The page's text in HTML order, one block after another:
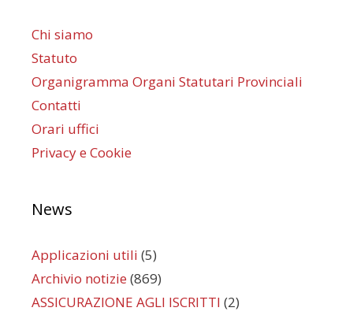
Chi siamo
Statuto
Organigramma Organi Statutari Provinciali
Contatti
Orari uffici
Privacy e Cookie
News
Applicazioni utili (5)
Archivio notizie (869)
ASSICURAZIONE AGLI ISCRITTI (2)